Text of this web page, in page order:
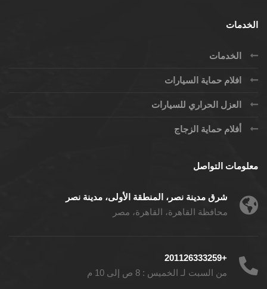
الخدمات
الخدمات
افلام حماية السيارات
العزل الحراري للسيارات
أفلام حماية الزجاج
معلومات التواصل
شرق مدينة نصر، المنطقة الأولى، مدينة نصر
محافظة القاهرة، القاهرة، مصر
+201126333259
من السبت لـ الخميس : 8 ص إلى 10 م